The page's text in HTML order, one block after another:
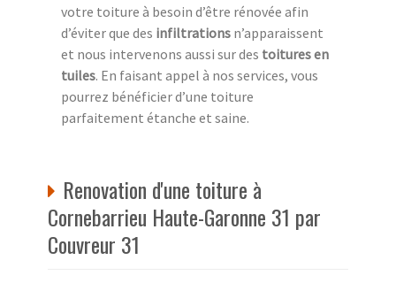
votre toiture à besoin d’être rénovée afin
d’éviter que des infiltrations n’apparaissent
et nous intervenons aussi sur des toitures en
tuiles. En faisant appel à nos services, vous
pourrez bénéficier d’une toiture
parfaitement étanche et saine.
Renovation d'une toiture à
Cornebarrieu Haute-Garonne 31 par
Couvreur 31